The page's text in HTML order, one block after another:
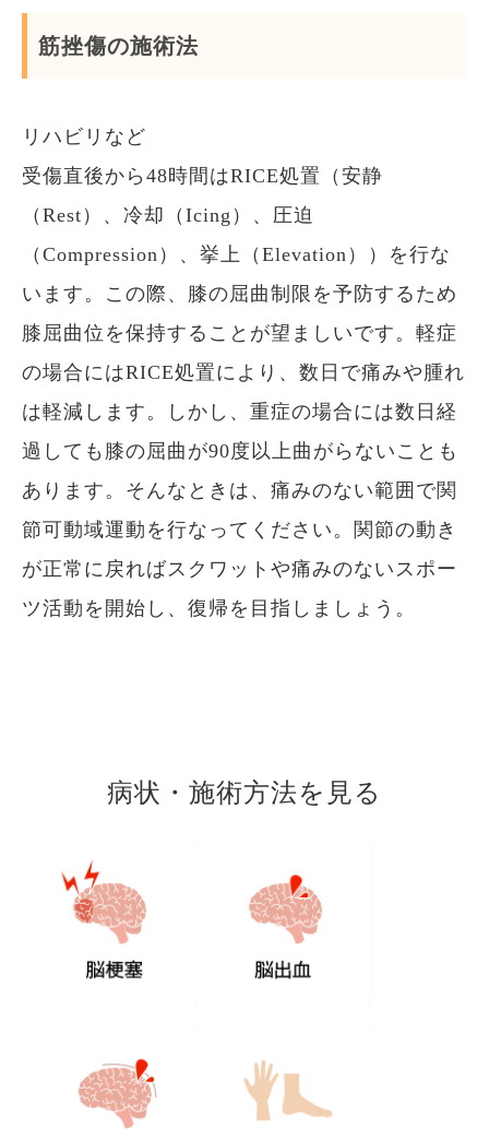
筋挫傷の施術法
リハビリなど
受傷直後から48時間はRICE処置（安静
（Rest）、冷却（Icing）、圧迫
（Compression）、挙上（Elevation））を行な
います。この際、膝の屈曲制限を予防するため
膝屈曲位を保持することが望ましいです。軽症
の場合にはRICE処置により、数日で痛みや腫れ
は軽減します。しかし、重症の場合には数日経
過しても膝の屈曲が90度以上曲がらないことも
あります。そんなときは、痛みのない範囲で関
節可動域運動を行なってください。関節の動き
が正常に戻ればスクワットや痛みのないスポー
ツ活動を開始し、復帰を目指しましょう。
病状・施術方法を見る